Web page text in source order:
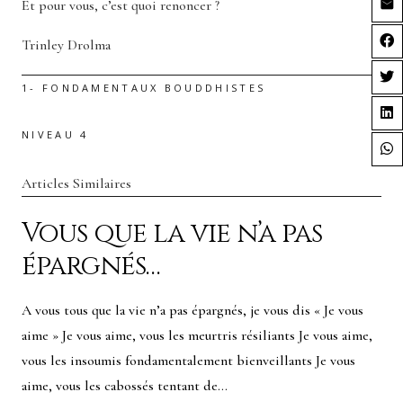
Et pour vous, c’est quoi renoncer ?
Trinley Drolma
1- FONDAMENTAUX BOUDDHISTES
NIVEAU 4
Articles Similaires
Vous que la vie n’a pas
épargnés…
A vous tous que la vie n’a pas épargnés, je vous dis « Je vous
aime » Je vous aime, vous les meurtris résiliants Je vous aime,
vous les insoumis fondamentalement bienveillants Je vous
aime, vous les cabossés tentant de…